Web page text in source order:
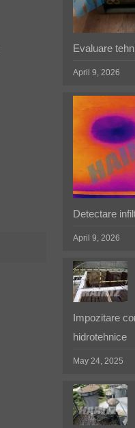
Evaluare
April 9, 2026
Detectare
April 9, 2026
Impozitare
hidrotehnice
May 24, 2025